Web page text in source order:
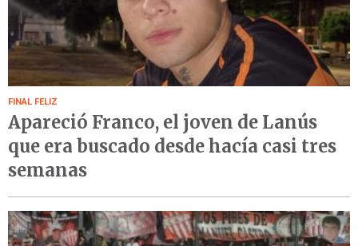
FINAL FELIZ
Apareció Franco, el joven de Lanús
que era buscado desde hacía casi tres
semanas